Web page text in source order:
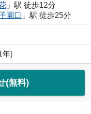
」駅 徒歩12分
園口 」駅 徒歩25分
年)
(無料)